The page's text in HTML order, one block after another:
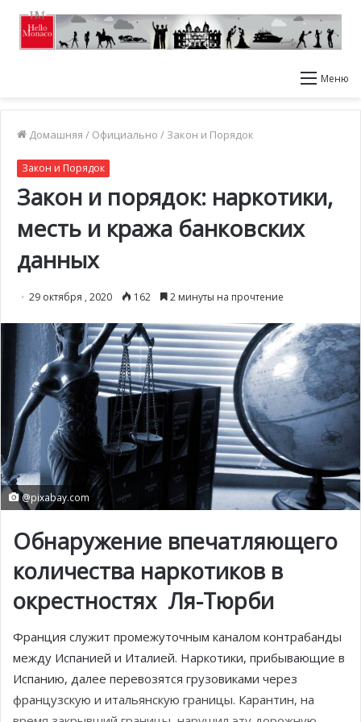
Меню
Домашняя / Официально / Закон и Порядок
Закон и Порядок
Закон и порядок: наркотики,
месть и кража банковских
данных
29 октября , 2020 162 2 минуты на прочтение
@pixabay.com
Обнаружение впечатляющего
количества наркотиков в
окрестностях Ля-Тюрби
Франция служит промежуточным каналом контрабанды
между Испанией и Италией. Наркотики, прибывающие в
Испанию, далее перевозятся грузовиками через
французскую и итальянскую границы. Карантин, на